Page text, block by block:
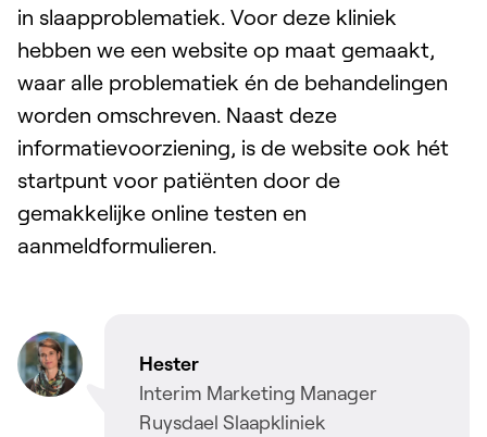
in slaapproblematiek. Voor deze kliniek
hebben we een website op maat gemaakt,
waar alle problematiek én de behandelingen
worden omschreven. Naast deze
informatievoorziening, is de website ook hét
startpunt voor patiënten door de
gemakkelijke online testen en
aanmeldformulieren.
Hester
Interim Marketing Manager
Ruysdael Slaapkliniek